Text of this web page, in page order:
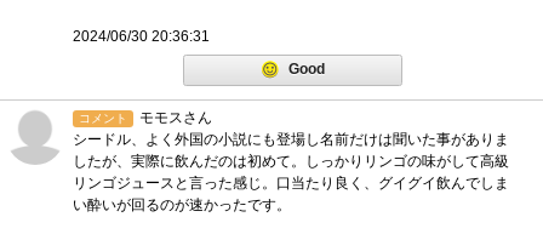
2024/06/30 20:36:31
Good
コメント
モモスさん
シードル、よく外国の小説にも登場し名前だけは聞いた事がありま
したが、実際に飲んだのは初めて。しっかりリンゴの味がして高級
リンゴジュースと言った感じ。口当たり良く、グイグイ飲んでしま
い酔いが回るのが速かったです。